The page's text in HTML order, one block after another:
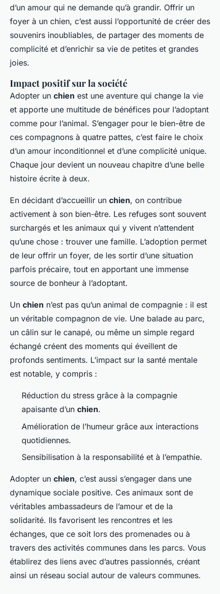
d’un amour qui ne demande qu’à grandir. Offrir un
foyer à un chien, c’est aussi l’opportunité de créer des
souvenirs inoubliables, de partager des moments de
complicité et d’enrichir sa vie de petites et grandes
joies.
Impact positif sur la société
Adopter un chien est une aventure qui change la vie
et apporte une multitude de bénéfices pour l’adoptant
comme pour l’animal. S’engager pour le bien-être de
ces compagnons à quatre pattes, c’est faire le choix
d’un amour inconditionnel et d’une complicité unique.
Chaque jour devient un nouveau chapitre d’une belle
histoire écrite à deux.
En décidant d’accueillir un chien, on contribue
activement à son bien-être. Les refuges sont souvent
surchargés et les animaux qui y vivent n’attendent
qu’une chose : trouver une famille. L’adoption permet
de leur offrir un foyer, de les sortir d’une situation
parfois précaire, tout en apportant une immense
source de bonheur à l’adoptant.
Un chien n’est pas qu’un animal de compagnie : il est
un véritable compagnon de vie. Une balade au parc,
un câlin sur le canapé, ou même un simple regard
échangé créent des moments qui éveillent de
profonds sentiments. L’impact sur la santé mentale
est notable, y compris :
Réduction du stress grâce à la compagnie
apaisante d’un chien.
Amélioration de l’humeur grâce aux interactions
quotidiennes.
Sensibilisation à la responsabilité et à l’empathie.
Adopter un chien, c’est aussi s’engager dans une
dynamique sociale positive. Ces animaux sont de
véritables ambassadeurs de l’amour et de la
solidarité. Ils favorisent les rencontres et les
échanges, que ce soit lors des promenades ou à
travers des activités communes dans les parcs. Vous
établirez des liens avec d’autres passionnés, créant
ainsi un réseau social autour de valeurs communes.